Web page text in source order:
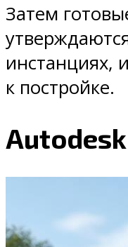
Затем
инстанциях,
к постройке.